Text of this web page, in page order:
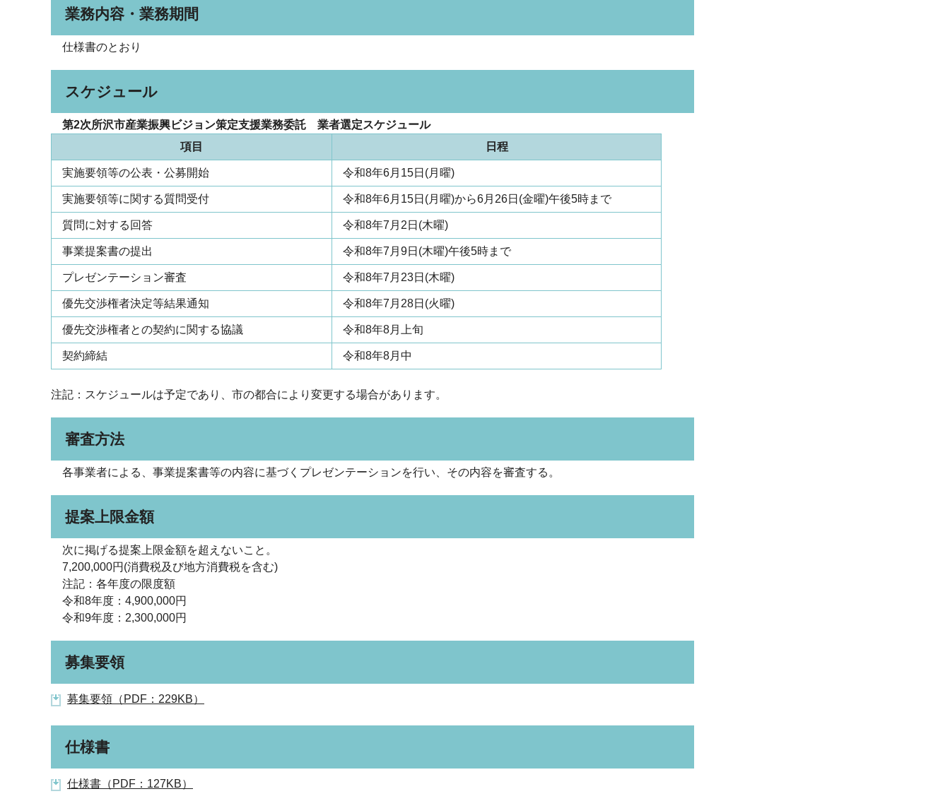
業務内容・業務期間
仕様書のとおり
スケジュール
第2次所沢市産業振興ビジョン策定支援業務委託 業者選定スケジュール
項目
日程
実施要領等の公表・公募開始 令和8年6月15日(月曜)
実施要領等に関する質問受付 令和8年6月15日(月曜)から6月26日(金曜)午後5時まで
質問に対する回答 令和8年7月2日(木曜)
事業提案書の提出 令和8年7月9日(木曜)午後5時まで
プレゼンテーション審査 令和8年7月23日(木曜)
優先交渉権者決定等結果通知 令和8年7月28日(火曜)
優先交渉権者との契約に関する協議 令和8年8月上旬
契約締結 令和8年8月中
注記：スケジュールは予定であり、市の都合により変更する場合があります。
審査方法
各事業者による、事業提案書等の内容に基づくプレゼンテーションを行い、その内容を審査する。
提案上限金額
次に掲げる提案上限金額を超えないこと。
7,200,000円(消費税及び地方消費税を含む)
注記：各年度の限度額
令和8年度：4,900,000円
令和9年度：2,300,000円
募集要領
募集要領（PDF：229KB）
仕様書
仕様書（PDF：127KB）